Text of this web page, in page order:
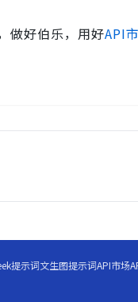
做好伯乐，用好API
提示词文生图提示词API市场